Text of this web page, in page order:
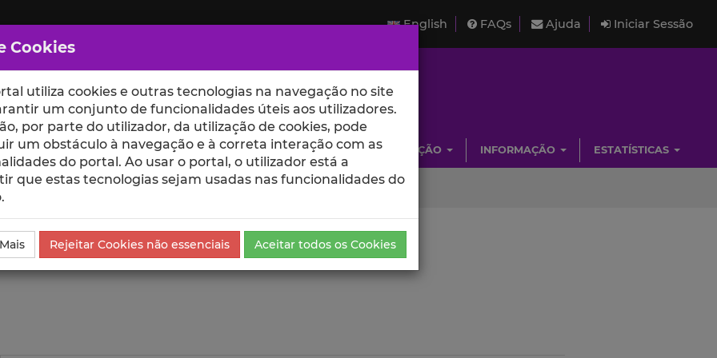
English FAQs Ajuda Iniciar Sessão
ESCOLAS UNIDADES INVESTIGAÇÃO INFORMAÇÃO ESTATÍSTICAS
Visualizações
Cookies
utiliza cookies e outras tecnologias na navegação no site
um conjunto de funcionalidades úteis aos utilizadores.
por parte do utilizador, da utilização de cookies, pode
um obstáculo à navegação e à correta interação com as
do portal. Ao usar o portal, o utilizador está a
que estas tecnologias sejam usadas nas funcionalidades do
Rejeitar Cookies não essenciais Aceitar todos os Cookies